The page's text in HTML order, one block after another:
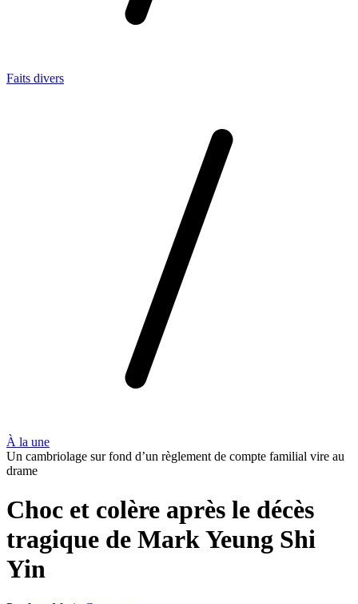
Faits divers
À la une
Un cambriolage sur fond d’un règlement de compte familial vire au
drame
Choc et colère après le décès
tragique de Mark Yeung Shi
Yin